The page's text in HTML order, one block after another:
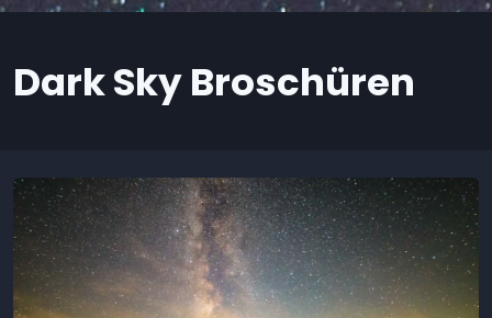
Dark Sky Broschüren